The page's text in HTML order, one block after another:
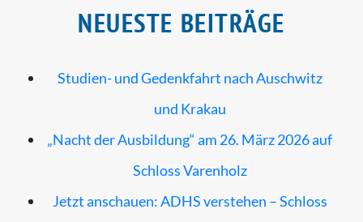
NEUESTE BEITRÄGE
Studien- und Gedenkfahrt nach Auschwitz
und Krakau
„Nacht der Ausbildung“ am 26. März 2026 auf
Schloss Varenholz
Jetzt anschauen: ADHS verstehen – Schloss